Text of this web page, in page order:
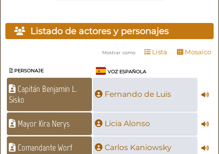
Listado de actores y personajes
Mostrar como Lista Mosaico
PERSONAJE VOZ ESPAÑOLA
Capitán Benjamin L.
Sisko
Fernando de Luis
Mayor Kira Nerys Licia Alonso
Comandante Worf Carlos Kaniowsky